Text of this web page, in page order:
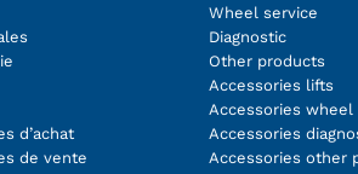
d’achat
de vente
Wheel service
Diagnostic
Other products
Accessories lifts
Accessories wheel
Accessories
Accessories other